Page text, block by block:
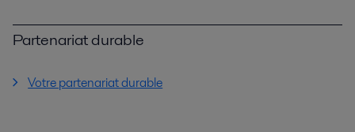
Partenariat durable
Votre partenariat durable